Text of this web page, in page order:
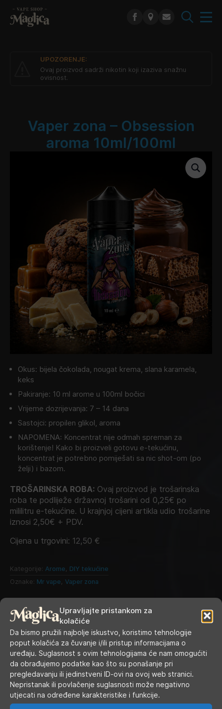
Upravljajte pristankom za
kolačiće
Da bismo pružili najbolje iskustvo, koristimo tehnologije
poput kolačića za čuvanje i/ili pristup informacijama o
uređaju. Suglasnost s ovim tehnologijama će nam omogućiti
da obrađujemo podatke kao što su ponašanje pri
pregledavanju ili jedinstveni ID-ovi na ovoj web stranici.
Nepristanak ili povlačenje suglasnosti može negativno
utjecati na određene karakteristike i funkcije.
UPOZORENJE:
Ovaj proizvod sadrži nikotin koji izaziva snažnu
ovisnost.
Vaper zona – Obsession
aroma 10ml/100ml
Okus: bijela čokolada, nougat krema, slana karamela,
keks
Pakiranje: 10 ml arome u 100ml bočici
Vrijeme dozrijevanja: 7 – 14 dana
Sastojci: propilen glikol, aroma
NAPOMENA: Koncentrat nije odmah spreman za
korištenje! Kako bi proizveli gotovu e-tekućinu,
koncentrat je potrebno pomiješati sa nic shot-om (po
želji) i bazom.
TROŠARINSKA ROBA: Ovaj proizvod je trošarinska
roba te podliježe državnoj trošarini od 0,25€ po
mililitru e-tekućine. U krajnjoj cijeni artikla udio trošarine
iznosi 2,50€ + PDV.
Cijena u trgovini: 12,50 €
Kategorije: Arome DIY tekućine
Oznake: Mr vape, Vaper zona
RADNO VRIJEME